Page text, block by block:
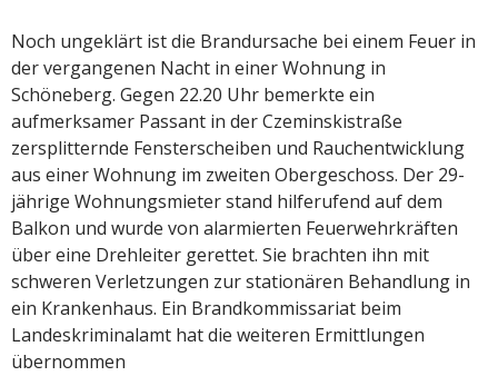
Noch ungeklärt ist die Brandursache bei einem Feuer in
der vergangenen Nacht in einer Wohnung in
Schöneberg. Gegen 22.20 Uhr bemerkte ein
aufmerksamer Passant in der Czeminskistraße
zersplitternde Fensterscheiben und Rauchentwicklung
aus einer Wohnung im zweiten Obergeschoss. Der 29-
jährige Wohnungsmieter stand hilferufend auf dem
Balkon und wurde von alarmierten Feuerwehrkräften
über eine Drehleiter gerettet. Sie brachten ihn mit
schweren Verletzungen zur stationären Behandlung in
ein Krankenhaus. Ein Brandkommissariat beim
Landeskriminalamt hat die weiteren Ermittlungen
übernommen